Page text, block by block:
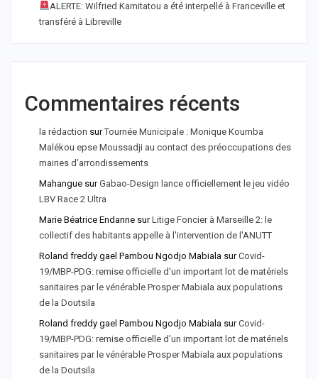
ALERTE: Wilfried Kamitatou a été interpellé à Franceville et
transféré à Libreville
Commentaires récents
la rédaction surTournée Municipale : Monique Koumba
Malékou epse Moussadji au contact des préoccupations des
mairies d'arrondissements
Mahangue surGabao-Design lance officiellement le jeu vidéo
LBV Race 2 Ultra
Marie Béatrice Endanne surLitige Foncier à Marseille 2: le
collectif des habitants appelle à l'intervention de l'ANUTT
Roland freddy gael Pambou Ngodjo Mabiala surCovid-
19/MBP-PDG: remise officielle d'un important lot de matériels
sanitaires par le vénérable Prosper Mabiala aux populations
de la Doutsila
Roland freddy gael Pambou Ngodjo Mabiala surCovid-
19/MBP-PDG: remise officielle d’un important lot de matériels
sanitaires par le vénérable Prosper Mabiala aux populations
de la Doutsila